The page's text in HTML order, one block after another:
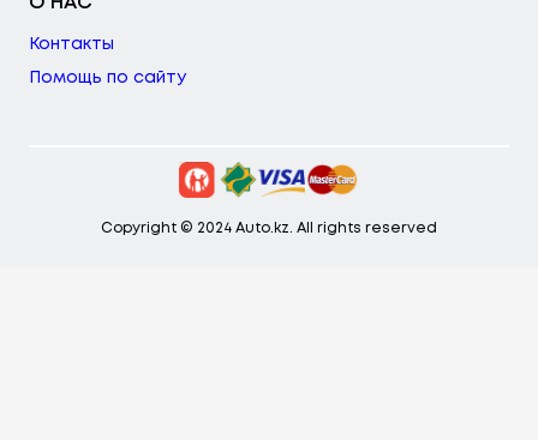
Контакты
Помощь по сайту
Copyright © 2024 Auto.kz. All rights reserved